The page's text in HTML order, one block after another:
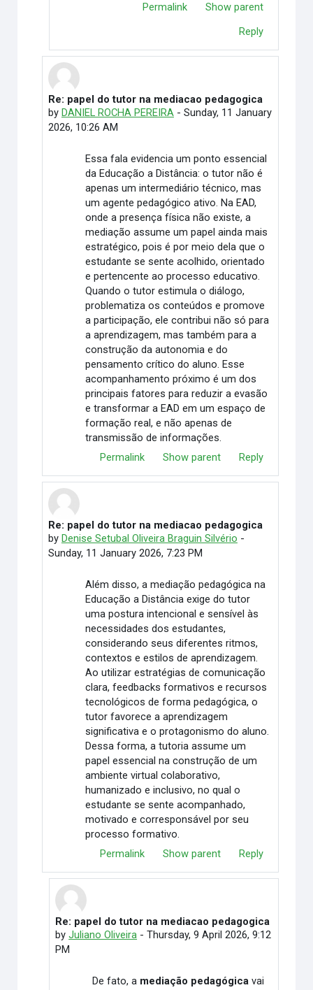
Permalink
Show parent
Reply
In reply to Elimar Martino
Re: papel do tutor na mediacao pedagogica
by DANIEL ROCHA PEREIRA- Sunday, 11 January
2026, 10:26 AM
Essa fala evidencia um ponto essencial
da Educação a Distância: o tutor não é
apenas um intermediário técnico, mas
um agente pedagógico ativo. Na EAD,
onde a presença física não existe, a
mediação assume um papel ainda mais
estratégico, pois é por meio dela que o
estudante se sente acolhido, orientado
e pertencente ao processo educativo.
Quando o tutor estimula o diálogo,
problematiza os conteúdos e promove
a participação, ele contribui não só para
a aprendizagem, mas também para a
construção da autonomia e do
pensamento crítico do aluno. Esse
acompanhamento próximo é um dos
principais fatores para reduzir a evasão
e transformar a EAD em um espaço de
formação real, e não apenas de
transmissão de informações.
Permalink
Show parent Reply
In reply to Elimar Martino
Re: papel do tutor na mediacao pedagogica
by Denise Setubal Oliveira Braguin Silvério -
Sunday, 11 January 2026, 7:23 PM
Além disso, a mediação pedagógica na
Educação a Distância exige do tutor
uma postura intencional e sensível às
necessidades dos estudantes,
considerando seus diferentes ritmos,
contextos e estilos de aprendizagem.
Ao utilizar estratégias de comunicação
clara, feedbacks formativos e recursos
tecnológicos de forma pedagógica, o
tutor favorece a aprendizagem
significativa e o protagonismo do aluno.
Dessa forma, a tutoria assume um
papel essencial na construção de um
ambiente virtual colaborativo,
humanizado e inclusivo, no qual o
estudante se sente acompanhado,
motivado e corresponsável por seu
processo formativo.
Permalink
Show parent Reply
In reply to Denise Setubal Oliveira Braguin Silvério
Re: papel do tutor na mediacao pedagogica
byJuliano Oliveira -Thursday, 9 April 2026, 9:12
PM
De fato, a mediação pedagógica vai